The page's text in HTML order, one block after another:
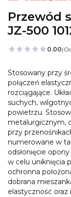
Przewód
JZ-500
0.00
Stosowany przy
połączeń
rozciągające.
suchych,
powietrzu.
metalurgicznym,
przy
numerowane w
odsłonięcie
w celu uniknięcia
ochronna
dobrana
elastyczność oraz